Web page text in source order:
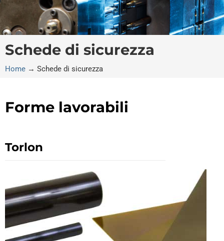
Schede di sicurezza
Home → Schede di sicurezza
Forme lavorabili
Torlon